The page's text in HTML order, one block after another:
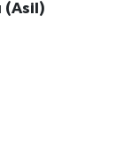
(Asil)